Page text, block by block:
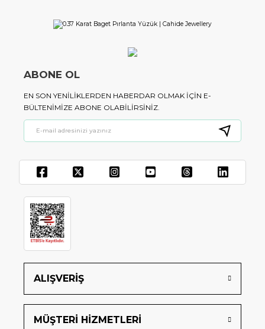
ALIŞVERİŞ
MÜŞTERİ HİZMETLERİ
ABONE OL
EN SON YENILIKLERDEN HABERDAR OLMAK IÇIN E-
BÜLTENIMIZE ABONE OLABILIRSINIZ.